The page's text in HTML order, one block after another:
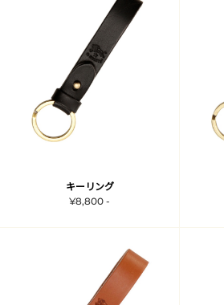
キーリング
¥8,800 -